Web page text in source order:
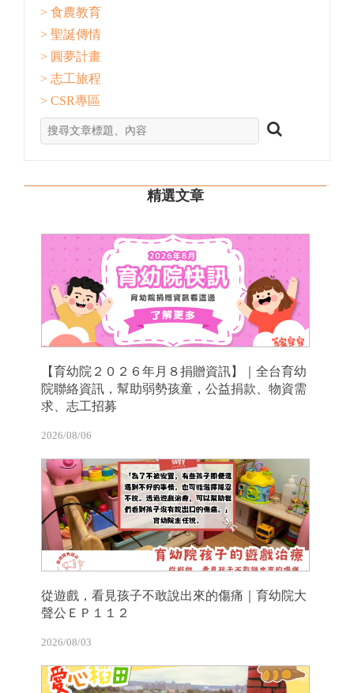
> 食農教育
> 聖誕傳情
> 圓夢計畫
> 志工旅程
> CSR專區
精選文章
【育幼院２０２６年月８捐贈資訊】｜全台育幼
院聯絡資訊，幫助弱勢孩童，公益捐款、物資需
求、志工招募
2026/08/06
從遊戲，看見孩子不敢說出來的傷痛｜育幼院大
聲公ＥＰ１１２
2026/08/03